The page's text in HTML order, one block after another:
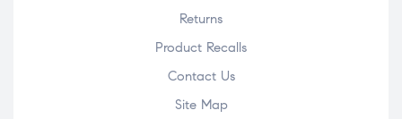
Returns
Product Recalls
Contact Us
Site Map